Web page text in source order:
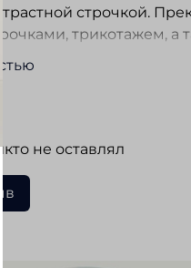
строчкой.
трикотажем, а
не оставлял